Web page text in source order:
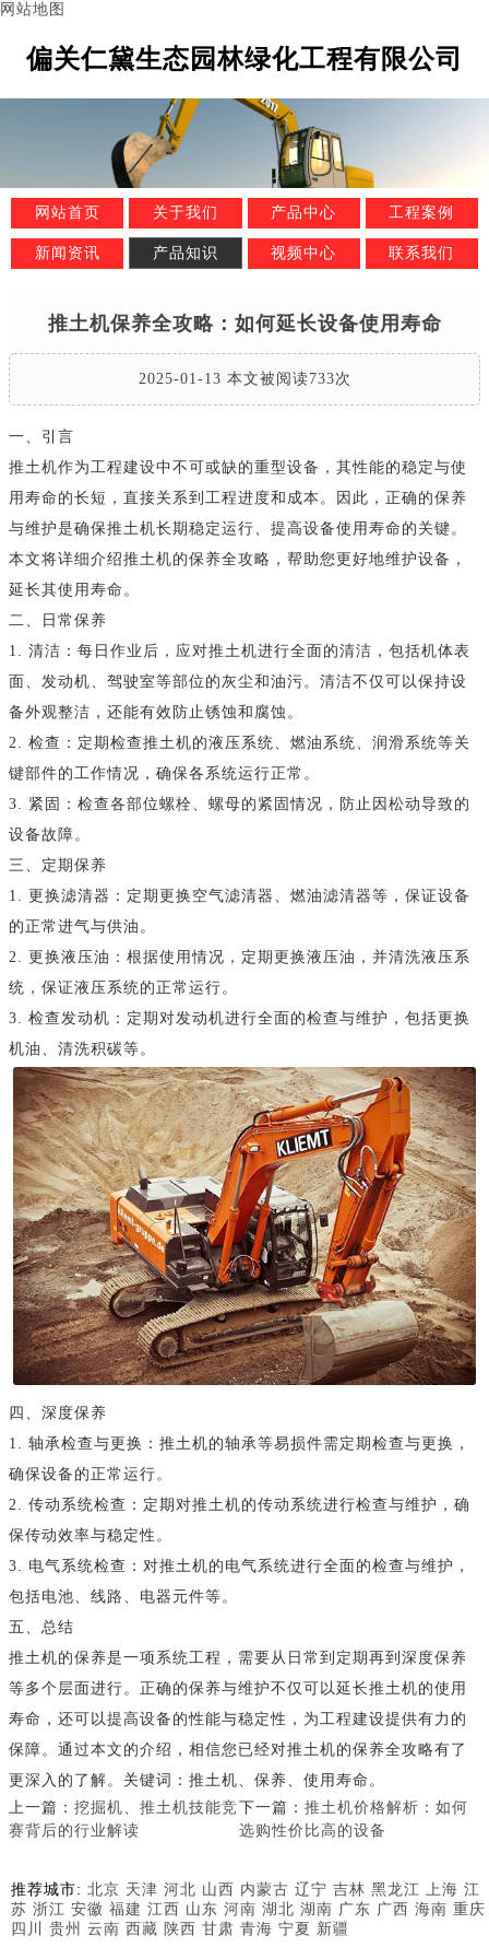
网站地图
偏关仁黛生态园林绿化工程有限公司
网站首页 关于我们 产品中心 工程案例
新闻资讯 产品知识 视频中心 联系我们
推土机保养全攻略：如何延长设备使用寿命
2025-01-13 本文被阅读733次
一、引言
推土机作为工程建设中不可或缺的重型设备，其性能的稳定与使
用寿命的长短，直接关系到工程进度和成本。因此，正确的保养
与维护是确保推土机长期稳定运行、提高设备使用寿命的关键。
本文将详细介绍推土机的保养全攻略，帮助您更好地维护设备，
延长其使用寿命。
二、日常保养
1. 清洁：每日作业后，应对推土机进行全面的清洁，包括机体表
面、发动机、驾驶室等部位的灰尘和油污。清洁不仅可以保持设
备外观整洁，还能有效防止锈蚀和腐蚀。
2. 检查：定期检查推土机的液压系统、燃油系统、润滑系统等关
键部件的工作情况，确保各系统运行正常。
3. 紧固：检查各部位螺栓、螺母的紧固情况，防止因松动导致的
设备故障。
三、定期保养
1. 更换滤清器：定期更换空气滤清器、燃油滤清器等，保证设备
的正常进气与供油。
2. 更换液压油：根据使用情况，定期更换液压油，并清洗液压系
统，保证液压系统的正常运行。
3. 检查发动机：定期对发动机进行全面的检查与维护，包括更换
机油、清洗积碳等。
四、深度保养
1. 轴承检查与更换：推土机的轴承等易损件需定期检查与更换，
确保设备的正常运行。
2. 传动系统检查：定期对推土机的传动系统进行检查与维护，确
保传动效率与稳定性。
3. 电气系统检查：对推土机的电气系统进行全面的检查与维护，
包括电池、线路、电器元件等。
五、总结
推土机的保养是一项系统工程，需要从日常到定期再到深度保养
等多个层面进行。正确的保养与维护不仅可以延长推土机的使用
寿命，还可以提高设备的性能与稳定性，为工程建设提供有力的
保障。通过本文的介绍，相信您已经对推土机的保养全攻略有了
更深入的了解。关键词：推土机、保养、使用寿命。
上一篇： 挖掘机、推土机技能竞
赛背后的行业解读
下一篇： 推土机价格解析：如何
选购性价比高的设备
推荐城市: 北京 天津 河北 山西 内蒙古 辽宁 吉林 黑龙江 上海 江
苏 浙江 安徽 福建 江西 山东 河南 湖北 湖南 广东 广西 海南 重庆
四川
贵州 云南 西藏 陕西 甘肃 青海 宁夏 新疆